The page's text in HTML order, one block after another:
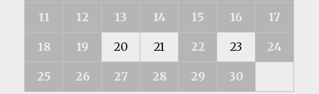
11 12 13 14 15 16 17
18 19 20 21 22 23 24
25 26 27 28 29 30